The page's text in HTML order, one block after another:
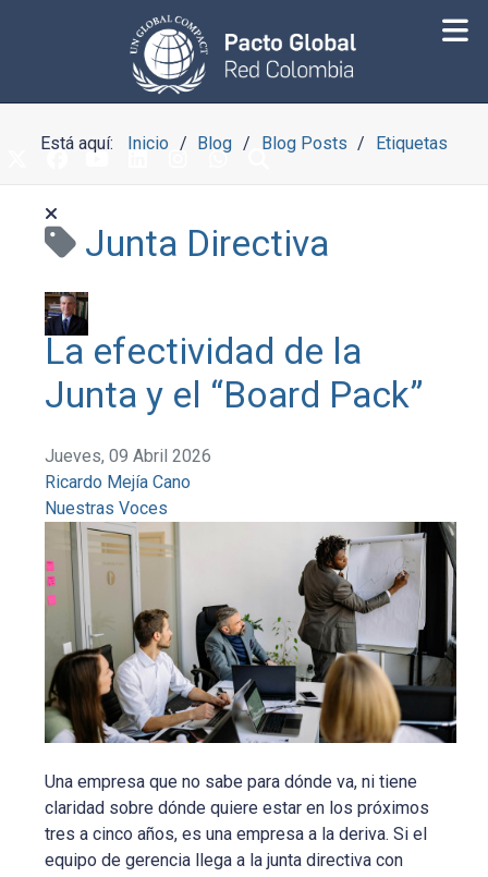
Está aquí: Inicio Blog Blog Posts Etiquetas
Junta Directiva
La efectividad de la
Junta y el “Board Pack”
Jueves, 09 Abril 2026
Ricardo Mejía Cano
Nuestras Voces
Una empresa que no sabe para dónde va, ni tiene
claridad sobre dónde quiere estar en los próximos
tres a cinco años, es una empresa a la deriva. Si el
equipo de gerencia llega a la junta directiva con